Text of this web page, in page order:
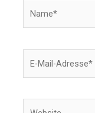
Mail-